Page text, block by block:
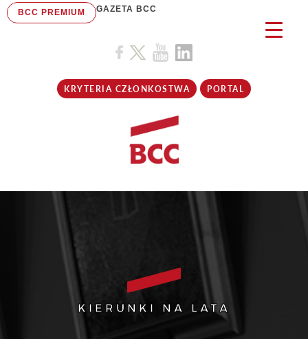
BCC PREMIUM GAZETA BCC
KRYTERIA CZŁONKOSTWA PORTAL
KIERUNKI NA LATA